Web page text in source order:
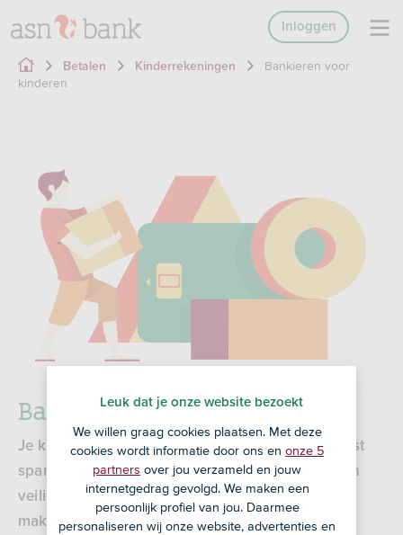
Inloggen
Betalen Kinderrekeningen
Bankieren voor
kinderen
Bankieren voor kinderen
Je kind heeft een eigen betaalrekening, dat is best
spannend. Gelukkig kan jouw kind bij ons op een
veilige manier leren bankieren en zelf kan je
makkelijk een oogje in het zeil houden.
Leuk dat je onze website bezoekt
We willen graag cookies plaatsen. Met deze
cookies wordt informatie door ons en onze 5
partners over jou verzameld en jouw
internetgedrag gevolgd. We maken een
persoonlijk profiel van jou. Daarmee
personaliseren wij onze website, advertenties en